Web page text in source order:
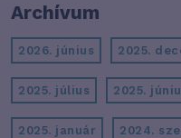
Archívum
2026. június 2025.
2025. július 2025.
2025. január 2024.